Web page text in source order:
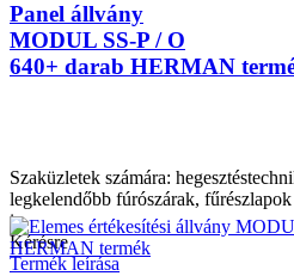
Panel állvány
MODUL SS-P / O
640+ darab HERMAN
Szaküzletek számára:
legkelendőbb fúrószárak,
is.
Kérésre
Termék leírása